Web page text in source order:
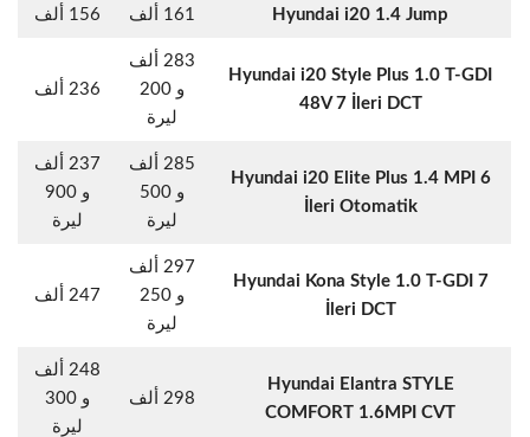
Hyundai i20 1.4 Jump 161 ألف 156 ألف
Hyundai i20 Style Plus 1.0 T-GDI
48V 7 İleri DCT
283 ألف
و 200
ليرة
236 ألف
Hyundai i20 Elite Plus 1.4 MPI 6
İleri Otomatik
285 ألف
و 500
ليرة
237 ألف
و 900
ليرة
Hyundai Kona Style 1.0 T-GDI 7
İleri DCT
297 ألف
و 250
ليرة
247 ألف
Hyundai Elantra STYLE
COMFORT 1.6MPI CVT
298 ألف
248 ألف
و 300
ليرة